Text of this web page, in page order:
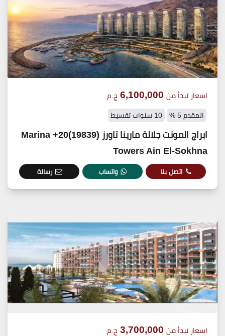
اسعار تبدأ من 6,100,000 ج.م
المقدم 5 % 10 سنوات تقسيط
ابراج المونت جلالة مارينا تاورز (19839)20+ Marina
Towers Ain El-Sokhna
اتصل بنا واتساب رسالة
اسعار تبدأ من 3,700,000 ج.م